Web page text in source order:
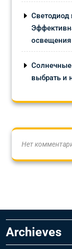
Светодиод
освещения
Солнечные
выбрать и
Нет
Archieves